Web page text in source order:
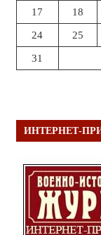
17 18
24 25
31
ИНТЕРНЕТ-